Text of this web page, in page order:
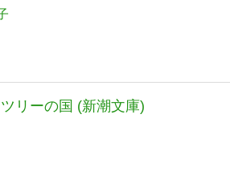
リーの国 (新潮文庫)